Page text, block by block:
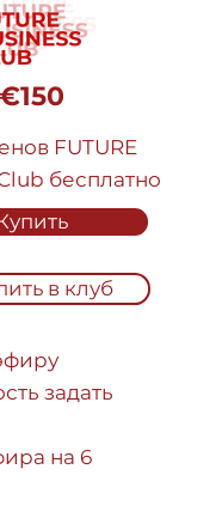
€150
FUTURE
бесплатно
в клуб
задать
на 6